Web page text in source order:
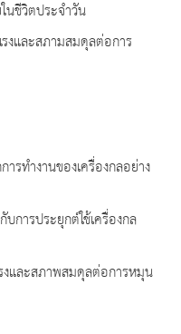
นชีวิตประจําวัน
งและสภามสมดุลต่อการ
รทํางานของเครื่องกลอย่าง
การประยุกต์ใช้เครื่องกล
งและสภาพสมดุลต่อการหมุน